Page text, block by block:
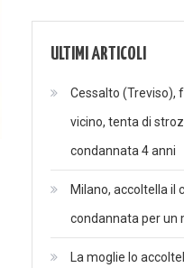
ULTIMI ARTICOLI
Cessalto (Treviso),
vicino, tenta di
condannata 4 anni
Milano, accoltella il
condannata per un
La moglie lo